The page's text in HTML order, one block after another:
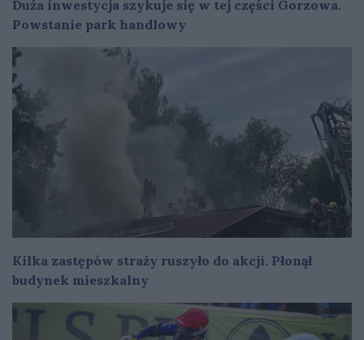
Duża inwestycja szykuje się w tej części Gorzowa.
Powstanie park handlowy
Kilka zastępów straży ruszyło do akcji. Płonął
budynek mieszkalny